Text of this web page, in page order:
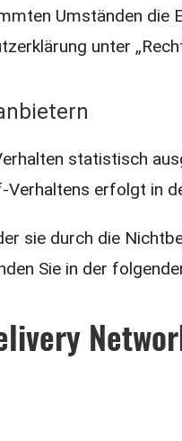
Umständen die
unter
statistisch
erfolgt in
sie durch die
Sie in der